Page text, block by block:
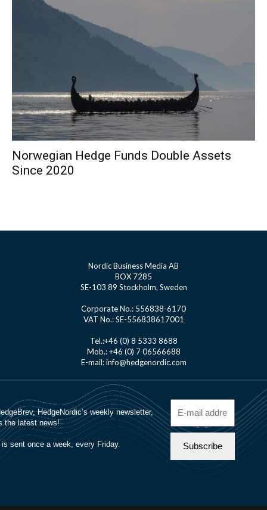
Norwegian Hedge Funds Double Assets
Since 2020
Nordic Business Media AB
BOX 7285
SE-103 89 Stockholm, Sweden
Corporate No.: 556838-6170
VAT No.: SE-556838617001
Tel.:+46 (0) 8 5333 8688
Mob.: +46 (0) 7 06566688
E-mail: info@hedgenordic.com